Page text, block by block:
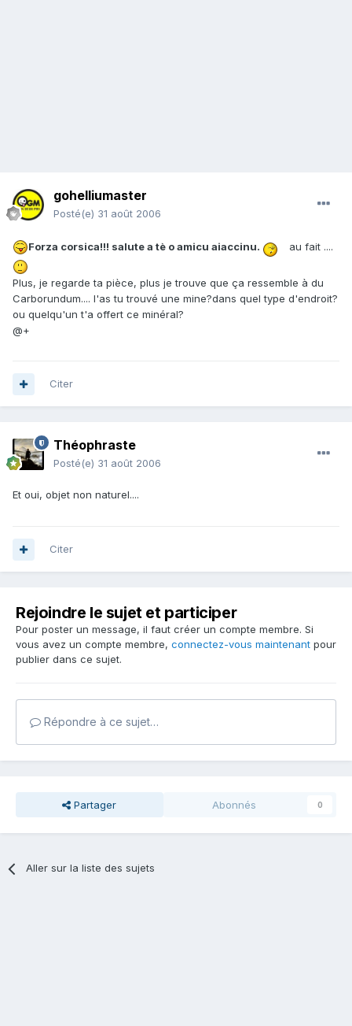
gohelliumaster
Posté(e) 31 août 2006
Forza corsica!!! salute a tè o amicu aiaccinu. au fait ....
Plus, je regarde ta pièce, plus je trouve que ça ressemble à du
Carborundum.... l'as tu trouvé une mine?dans quel type d'endroit?
ou quelqu'un t'a offert ce minéral?
@+
Citer
Théophraste
Posté(e) 31 août 2006
Et oui, objet non naturel....
Citer
Rejoindre le sujet et participer
Pour poster un message, il faut créer un compte membre. Si
vous avez un compte membre, connectez-vous maintenant pour
publier dans ce sujet.
Répondre à ce sujet…
Partager Abonnés 0
Aller sur la liste des sujets